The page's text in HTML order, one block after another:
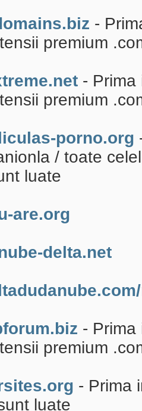
-
premium
- Prima
premium
porno.org
/ toate
luate
are.org
delta.net
- Prima
premium
- Prima
luate